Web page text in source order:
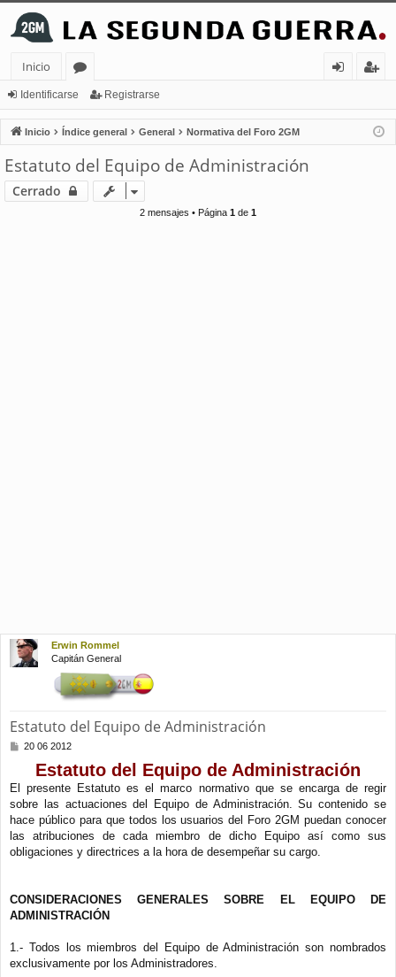
Inicio
or
os
nt
ifi
ist
ra
Identificarse Registrarse
Inicio Índice general General Normativa del Foro 2GM
Estatuto del Equipo de Administración
Cerrado
2 mensajes • Página 1 de 1
Erwin Rommel
Capitán General
Estatuto del Equipo de Administración
M
a
j
e
20 06 2012
Estatuto del Equipo de Administración
El presente Estatuto es el marco normativo que se encarga de regir
sobre las actuaciones del Equipo de Administración. Su contenido se
hace público para que todos los usuarios del Foro 2GM puedan conocer
las atribuciones de cada miembro de dicho Equipo así como sus
obligaciones y directrices a la hora de desempeñar su cargo.
CONSIDERACIONES GENERALES SOBRE EL EQUIPO DE
ADMINISTRACIÓN
1.- Todos los miembros del Equipo de Administración son nombrados
exclusivamente por los Administradores.